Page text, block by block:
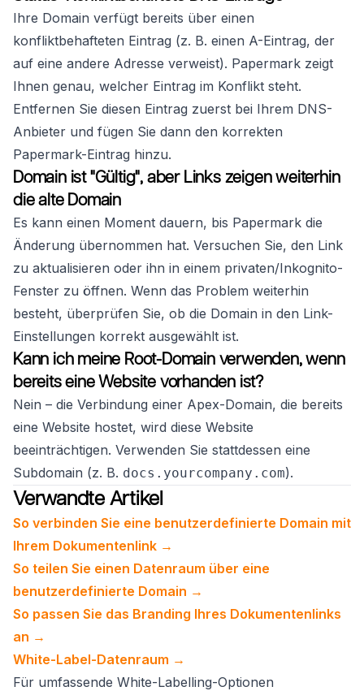
Ihre Domain verfügt bereits über einen
konfliktbehafteten Eintrag (z. B. einen A-Eintrag, der
auf eine andere Adresse verweist). Papermark zeigt
Ihnen genau, welcher Eintrag im Konflikt steht.
Entfernen Sie diesen Eintrag zuerst bei Ihrem DNS-
Anbieter und fügen Sie dann den korrekten
Papermark-Eintrag hinzu.
Domain ist "Gültig", aber Links zeigen weiterhin
die alte Domain
Es kann einen Moment dauern, bis Papermark die
Änderung übernommen hat. Versuchen Sie, den Link
zu aktualisieren oder ihn in einem privaten/Inkognito-
Fenster zu öffnen. Wenn das Problem weiterhin
besteht, überprüfen Sie, ob die Domain in den Link-
Einstellungen korrekt ausgewählt ist.
Kann ich meine Root-Domain verwenden, wenn
bereits eine Website vorhanden ist?
Nein – die Verbindung einer Apex-Domain, die bereits
eine Website hostet, wird diese Website
beeinträchtigen. Verwenden Sie stattdessen eine
Subdomain (z. B. docs.yourcompany.com).
Verwandte Artikel
So verbinden Sie eine benutzerdefinierte Domain mit
Ihrem Dokumentenlink →
So teilen Sie einen Datenraum über eine
benutzerdefinierte Domain →
So passen Sie das Branding Ihres Dokumentenlinks
an →
White-Label-Datenraum →
Für umfassende White-Labelling-Optionen